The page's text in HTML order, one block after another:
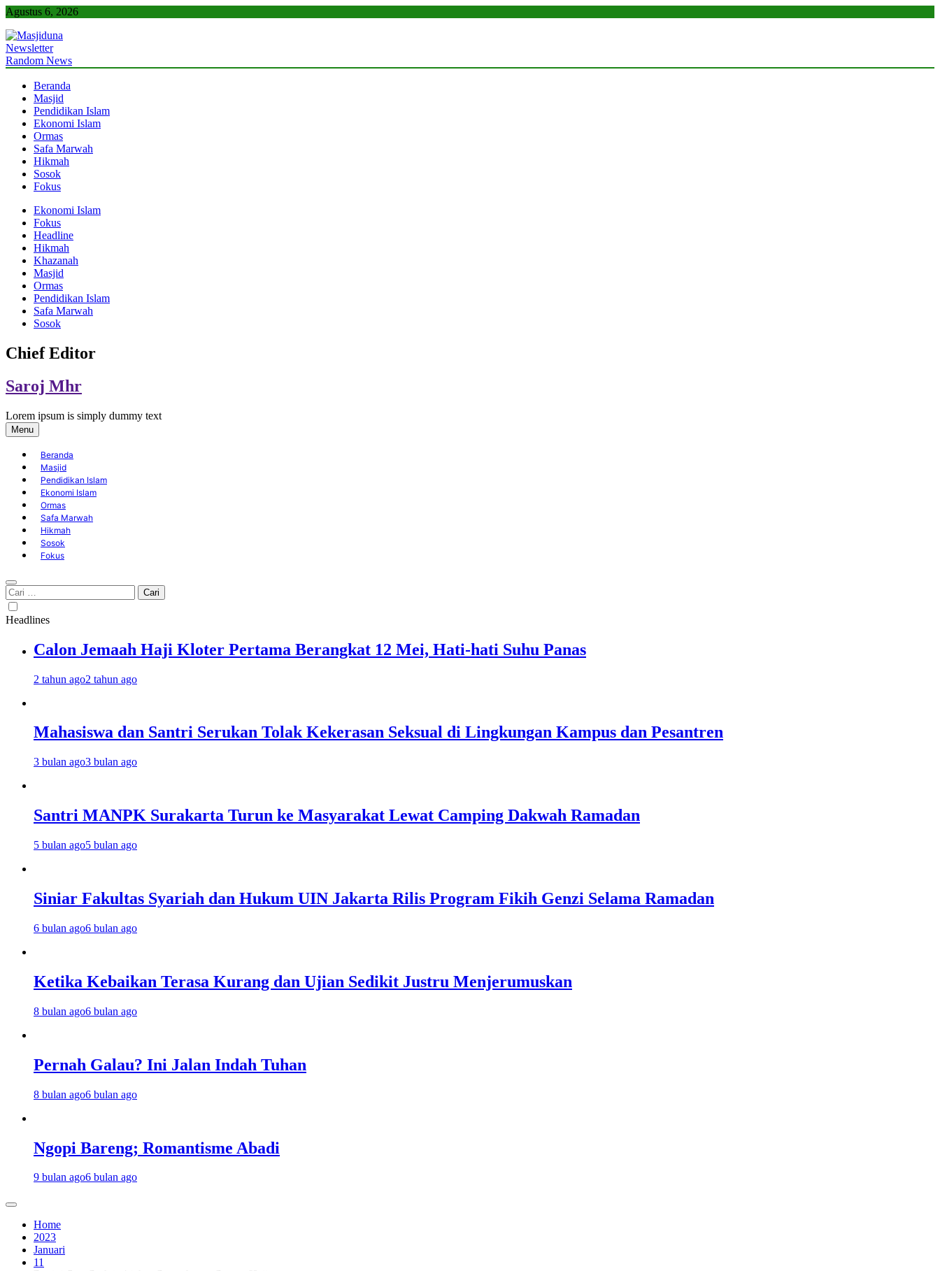
Skip
content
Agustus 6, 2026
Masjiduna
Referensi Berita Islam Indonesia
Newsletter
Random News
Beranda
Masjid
Pendidikan Islam
Ekonomi Islam
Ormas
Safa Marwah
Hikmah
Sosok
Fokus
Ekonomi Islam
Fokus
Headline
Hikmah
Khazanah
Masjid
Ormas
Pendidikan Islam
Safa Marwah
Sosok
Chief Editor
Saroj Mhr
Lorem ipsum is simply dummy text
Menu
Beranda
Masjid
Pendidikan Islam
Ekonomi Islam
Ormas
Safa Marwah
Hikmah
Sosok
Fokus
Cari
untuk:
Headlines
Calon Jemaah Haji Kloter Pertama Berangkat 12 Mei, Hati-hati Suhu Panas
2 tahun ago2 tahun ago
Mahasiswa dan Santri Serukan Tolak Kekerasan Seksual di Lingkungan Kampus dan Pesantren
3 bulan ago3 bulan ago
Santri MANPK Surakarta Turun ke Masyarakat Lewat Camping Dakwah Ramadan
5 bulan ago5 bulan ago
Siniar Fakultas Syariah dan Hukum UIN Jakarta Rilis Program Fikih Genzi Selama Ramadan
6 bulan ago6 bulan ago
Ketika Kebaikan Terasa Kurang dan Ujian Sedikit Justru Menjerumuskan
8 bulan ago6 bulan ago
Pernah Galau? Ini Jalan Indah Tuhan
8 bulan ago6 bulan ago
Ngopi Bareng; Romantisme Abadi
9 bulan ago6 bulan ago
Home
2023
Januari
11